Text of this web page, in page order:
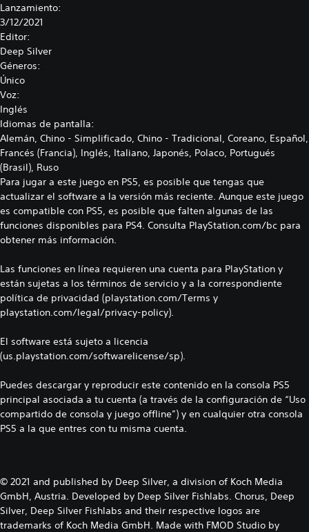
Lanzamiento:
3/12/2021
Editor:
Deep Silver
Géneros:
Único
Voz:
Inglés
Idiomas de pantalla:
Alemán, Chino - Simplificado, Chino - Tradicional, Coreano, Español,
Francés (Francia), Inglés, Italiano, Japonés, Polaco, Portugués
(Brasil), Ruso
Para jugar a este juego en PS5, es posible que tengas que
actualizar el software a la versión más reciente. Aunque este juego
es compatible con PS5, es posible que falten algunas de las
funciones disponibles para PS4. Consulta PlayStation.com/bc para
obtener más información.
Las funciones en línea requieren una cuenta para PlayStation y
están sujetas a los términos de servicio y a la correspondiente
política de privacidad (playstation.com/Terms y
playstation.com/legal/privacy-policy).
El software está sujeto a licencia
(us.playstation.com/softwarelicense/sp).
Puedes descargar y reproducir este contenido en la consola PS5
principal asociada a tu cuenta (a través de la configuración de “Uso
compartido de consola y juego offline”) y en cualquier otra consola
PS5 a la que entres con tu misma cuenta.
© 2021 and published by Deep Silver, a division of Koch Media
GmbH, Austria. Developed by Deep Silver Fishlabs. Chorus, Deep
Silver, Deep Silver Fishlabs and their respective logos are
trademarks of Koch Media GmbH. Made with FMOD Studio by